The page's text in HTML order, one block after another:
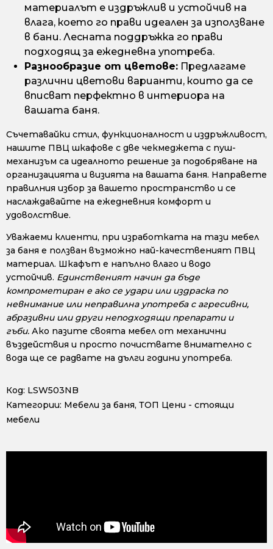
материалът е издръжлив и устойчив на
влага, което го прави идеален за използване
в бани. Лесната поддръжка го прави
подходящ за ежедневна употреба.
Разнообразие от цветове: Предлагаме
различни цветови варианти, които да се
вписват перфектно в интериора на
вашата баня.
Съчетавайки стил, функционалност и издръжливост,
нашите ПВЦ шкафове с две чекмеджета с пуш-
механизъм са идеалното решение за подобряване на
организацията и визията на вашата баня. Направете
правилния избор за вашето пространство и се
наслаждавайте на ежедневния комфорт и
удоволствие.
Уважаеми клиенти, при изработката на тази мебел
за баня е ползван възможно най-качественият ПВЦ
материал. Шкафът е напълно влаго и водо
устойчив. Единственият начин да бъде
компрометиран е ако се удари или издраска по
невнимание или неправилна употреба с агресивни,
абразивни или други неподходящи препарати и
гъби. Ако пазите своята мебел от механични
въздействия и просто почиствате внимателно с
вода ще се радвате на дълги години употреба.
Код: LSW503NB
Категории: Мебели за баня, ТОП Цени - стоящи
мебели